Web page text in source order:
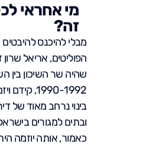
מי אחראי
זה?
מבלי להיכנס להיבטים
הפוליטים, אריאל שרון
שהיה שר השיכון בין
1990-1992, קידם
בינוי נרחב מאוד של
ובתים למגורים
כאמור, אותה יוזמה